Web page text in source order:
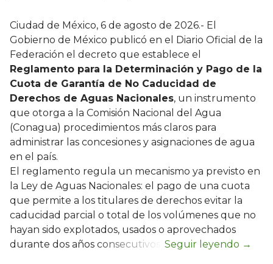
Ciudad de México, 6 de agosto de 2026.- El
Gobierno de México publicó en el Diario Oficial de la
Federación el decreto que establece el
Reglamento para la Determinación y Pago de la
Cuota de Garantía de No Caducidad de
Derechos de Aguas Nacionales, un instrumento
que otorga a la Comisión Nacional del Agua
(Conagua) procedimientos más claros para
administrar las concesiones y asignaciones de agua
en el país.
El reglamento regula un mecanismo ya previsto en
la Ley de Aguas Nacionales: el pago de una cuota
que permite a los titulares de derechos evitar la
caducidad parcial o total de los volúmenes que no
hayan sido explotados, usados o aprovechados
durante dos años consecutivos.